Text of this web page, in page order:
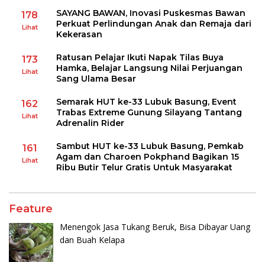
178
Lihat
SAYANG BAWAN, Inovasi Puskesmas Bawan
Perkuat Perlindungan Anak dan Remaja dari
Kekerasan
173
Lihat
Ratusan Pelajar Ikuti Napak Tilas Buya
Hamka, Belajar Langsung Nilai Perjuangan
Sang Ulama Besar
162
Lihat
Semarak HUT ke-33 Lubuk Basung, Event
Trabas Extreme Gunung Silayang Tantang
Adrenalin Rider
161
Lihat
Sambut HUT ke-33 Lubuk Basung, Pemkab
Agam dan Charoen Pokphand Bagikan 15
Ribu Butir Telur Gratis Untuk Masyarakat
Feature
Menengok Jasa Tukang Beruk, Bisa Dibayar Uang
dan Buah Kelapa